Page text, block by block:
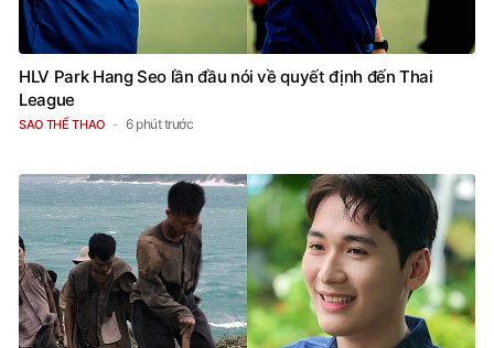
HLV Park Hang Seo lần đầu nói về quyết định đến Thai
League
SAO THỂ THAO 6 phút trước